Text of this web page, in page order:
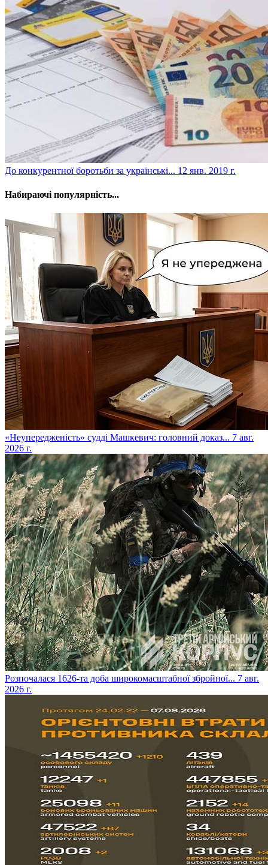
​До конкурентної боротьби за українські... 12 янв. 2019 г.
Набираючі популярність...
​«Неупередженість» судді Машкевич: головний доказ... 7 авг.
2026 г.
​Розпочалася 1626-та доба широкомасштабної збройної... 7 авг.
2026 г.